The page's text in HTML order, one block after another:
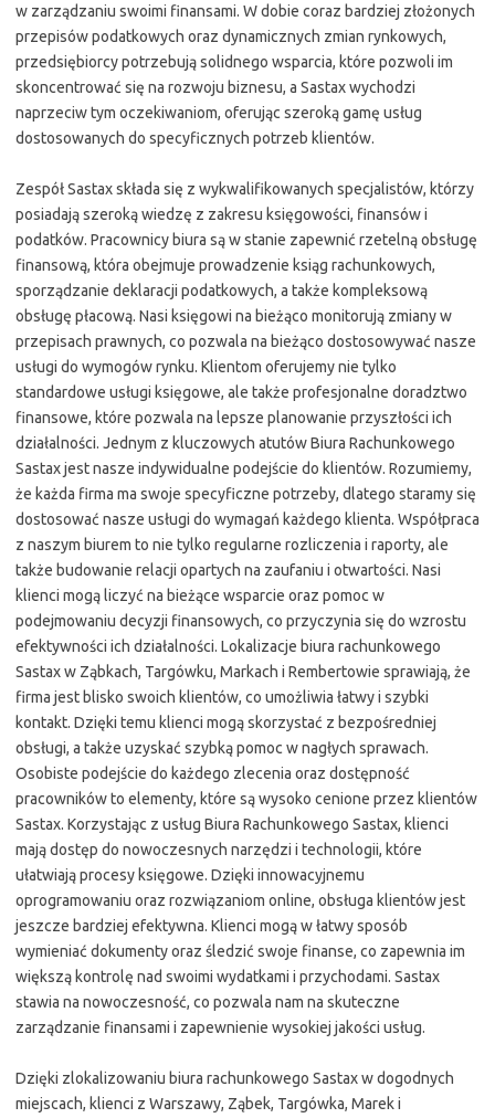
w zarządzaniu swoimi finansami. W dobie coraz bardziej złożonych
przepisów podatkowych oraz dynamicznych zmian rynkowych,
przedsiębiorcy potrzebują solidnego wsparcia, które pozwoli im
skoncentrować się na rozwoju biznesu, a Sastax wychodzi
naprzeciw tym oczekiwaniom, oferując szeroką gamę usług
dostosowanych do specyficznych potrzeb klientów.
Zespół Sastax składa się z wykwalifikowanych specjalistów, którzy
posiadają szeroką wiedzę z zakresu księgowości, finansów i
podatków. Pracownicy biura są w stanie zapewnić rzetelną obsługę
finansową, która obejmuje prowadzenie ksiąg rachunkowych,
sporządzanie deklaracji podatkowych, a także kompleksową
obsługę płacową. Nasi księgowi na bieżąco monitorują zmiany w
przepisach prawnych, co pozwala na bieżąco dostosowywać nasze
usługi do wymogów rynku. Klientom oferujemy nie tylko
standardowe usługi księgowe, ale także profesjonalne doradztwo
finansowe, które pozwala na lepsze planowanie przyszłości ich
działalności. Jednym z kluczowych atutów Biura Rachunkowego
Sastax jest nasze indywidualne podejście do klientów. Rozumiemy,
że każda firma ma swoje specyficzne potrzeby, dlatego staramy się
dostosować nasze usługi do wymagań każdego klienta. Współpraca
z naszym biurem to nie tylko regularne rozliczenia i raporty, ale
także budowanie relacji opartych na zaufaniu i otwartości. Nasi
klienci mogą liczyć na bieżące wsparcie oraz pomoc w
podejmowaniu decyzji finansowych, co przyczynia się do wzrostu
efektywności ich działalności. Lokalizacje biura rachunkowego
Sastax w Ząbkach, Targówku, Markach i Rembertowie sprawiają, że
firma jest blisko swoich klientów, co umożliwia łatwy i szybki
kontakt. Dzięki temu klienci mogą skorzystać z bezpośredniej
obsługi, a także uzyskać szybką pomoc w nagłych sprawach.
Osobiste podejście do każdego zlecenia oraz dostępność
pracowników to elementy, które są wysoko cenione przez klientów
Sastax. Korzystając z usług Biura Rachunkowego Sastax, klienci
mają dostęp do nowoczesnych narzędzi i technologii, które
ułatwiają procesy księgowe. Dzięki innowacyjnemu
oprogramowaniu oraz rozwiązaniom online, obsługa klientów jest
jeszcze bardziej efektywna. Klienci mogą w łatwy sposób
wymieniać dokumenty oraz śledzić swoje finanse, co zapewnia im
większą kontrolę nad swoimi wydatkami i przychodami. Sastax
stawia na nowoczesność, co pozwala nam na skuteczne
zarządzanie finansami i zapewnienie wysokiej jakości usług.
Dzięki zlokalizowaniu biura rachunkowego Sastax w dogodnych
miejscach, klienci z Warszawy, Ząbek, Targówka, Marek i